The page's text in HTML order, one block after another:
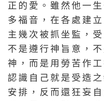
正的愛。雖然他一
多福音，在各處建
主幾次被抓坐監，
不是遵行神旨意，
神，而是用勞苦作
認識自己就是受造
安排，反而還狂妄